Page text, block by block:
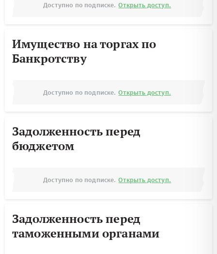
Доступно по подписке. Открыть доступ.
Имущество на торгах по
Банкротству
Доступно по подписке. Открыть доступ.
Задолженность перед
бюджетом
Доступно по подписке. Открыть доступ.
Задолженность перед
таможенными органами